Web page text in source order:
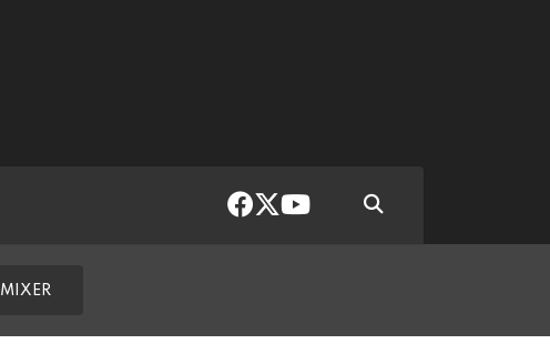
MIXER